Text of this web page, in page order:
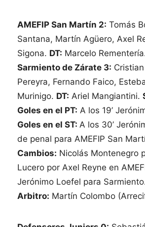
AMEFIP San Martín 2: Tomás
Santana, Martín Agüero, Axel
Sigona. DT: Marcelo
Sarmiento de Zárate 3:
Pereyra, Fernando Faico,
Murinigo. DT: Ariel Mangiantini.
Goles en el PT: A los 19’
Goles en el ST: A los 30’
de penal para AMEFIP San
Cambios: Nicolás Montenegro
Lucero por Axel Reyne en
Jerónimo Loefel para
Arbitro: Martín Colombo